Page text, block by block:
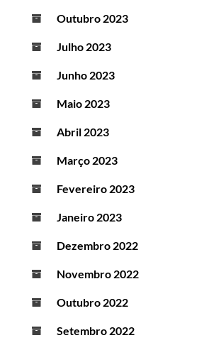
Outubro 2023
Julho 2023
Junho 2023
Maio 2023
Abril 2023
Março 2023
Fevereiro 2023
Janeiro 2023
Dezembro 2022
Novembro 2022
Outubro 2022
Setembro 2022